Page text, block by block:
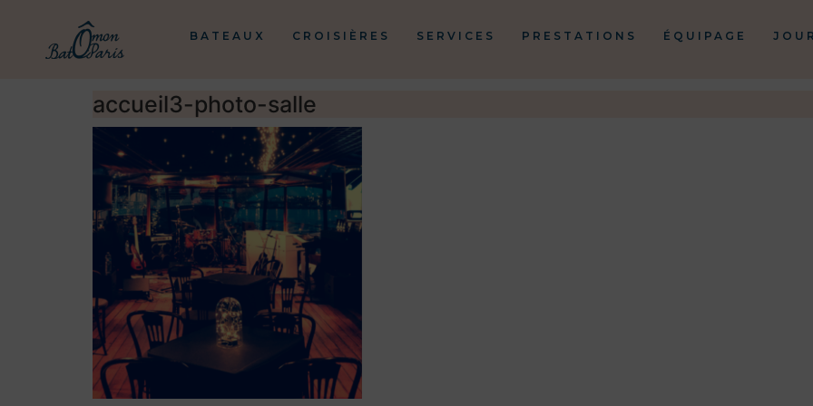
BATEAUX CROISIÈRES SERVICES PRESTATIONS ÉQUIPAGE
accueil3-photo-salle